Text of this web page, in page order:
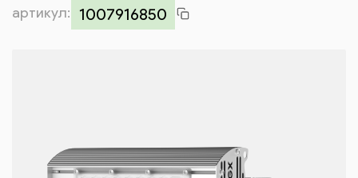
Контакты
артикул: 1007916850